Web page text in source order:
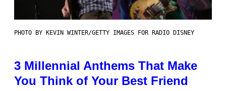
PHOTO BY KEVIN WINTER/GETTY IMAGES FOR RADIO DISNEY
3 Millennial Anthems That Make
You Think of Your Best Friend